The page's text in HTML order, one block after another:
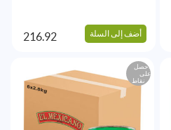
أضف إلى السلة 216.92
احصل
على
نقاط